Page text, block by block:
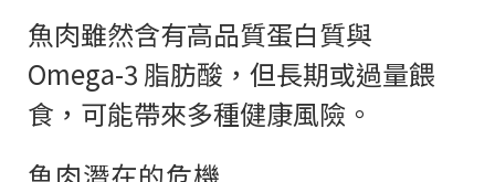
魚肉雖然含有高品質蛋白質與
Omega-3 脂肪酸，但長期或過量餵
食，可能帶來多種健康風險。